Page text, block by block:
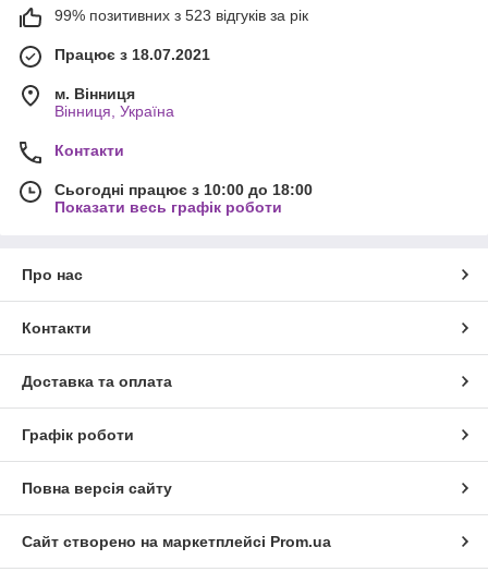
99% позитивних з 523 відгуків за рік
Працює з 18.07.2021
м. Вінниця
Вінниця, Україна
Контакти
Сьогодні працює з 10:00 до 18:00
Показати весь графік роботи
Про нас
Контакти
Доставка та оплата
Графік роботи
Повна версія сайту
Сайт створено на маркетплейсі Prom.ua